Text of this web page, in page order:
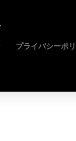
プライバシーポ